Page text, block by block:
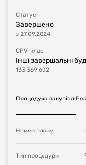
Статус
Завершено
з 27.09.2024
CPV-клас
Інші завершальні
133'369'602
Процедура закупівлі
Номер плану
Тип процедури